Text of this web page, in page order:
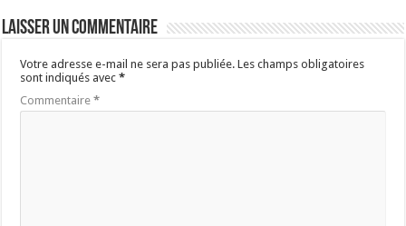
Laisser un commentaire
Votre adresse e-mail ne sera pas publiée. Les champs obligatoires
sont indiqués avec*
Commentaire*